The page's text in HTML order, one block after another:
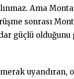
Ama
sonrası
güçlü olduğunu
uyandıran,